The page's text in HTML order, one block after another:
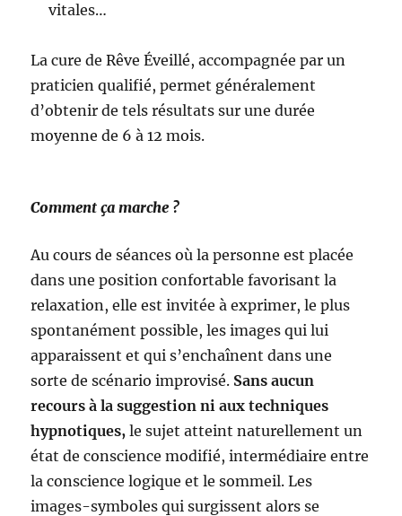
vitales…
La cure de Rêve Éveillé, accompagnée par un
praticien qualifié, permet généralement
d’obtenir de tels résultats sur une durée
moyenne de 6 à 12 mois.
Comment ça marche ?
Au cours de séances où la personne est placée
dans une position confortable favorisant la
relaxation, elle est invitée à exprimer, le plus
spontanément possible, les images qui lui
apparaissent et qui s’enchaînent dans une
sorte de scénario improvisé. Sans aucun
recours à la suggestion ni aux techniques
hypnotiques, le sujet atteint naturellement un
état de conscience modifié, intermédiaire entre
la conscience logique et le sommeil. Les
images-symboles qui surgissent alors se